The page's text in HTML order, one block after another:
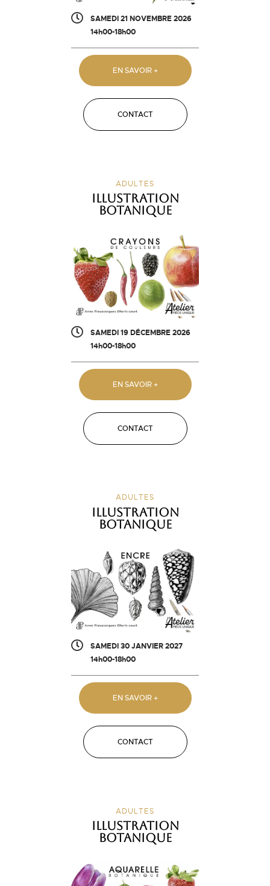
SAMEDI 21 NOVEMBRE 2026
14h00-18h00
EN SAVOIR +
CONTACT
ADULTES
Illustration
botanique
SAMEDI 19 DÉCEMBRE 2026
14h00-18h00
EN SAVOIR +
CONTACT
ADULTES
Illustration
botanique
SAMEDI 30 JANVIER 2027
14h00-18h00
EN SAVOIR +
CONTACT
ADULTES
Illustration
botanique